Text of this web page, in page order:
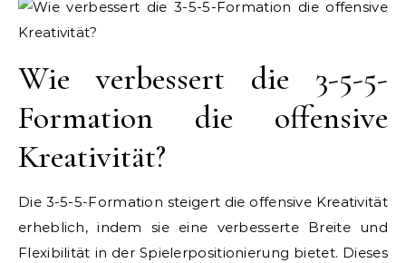
Wie verbessert die 3-5-5-
Formation die offensive
Kreativität?
Die 3-5-5-Formation steigert die offensive Kreativität
erheblich, indem sie eine verbesserte Breite und
Flexibilität in der Spielerpositionierung bietet. Dieses